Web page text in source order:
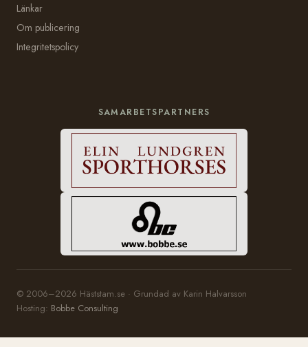
Länkar
Om publicering
Integritetspolicy
SAMARBETSPARTNERS
© 2006–2026 Häststam.se · Grundad av Karin Halvarsson
Hosting: Bobbe Consulting